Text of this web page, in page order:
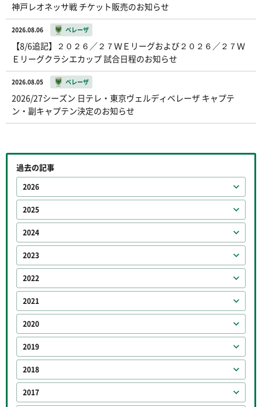
神戸レオネッサ戦 チケット販売のお知らせ
2026.08.06 ベレーザ
【8/6追記】２０２６／２７ＷＥリーグおよび２０２６／２７Ｗ
Ｅリーグクラシエカップ 試合日程のお知らせ
2026.08.05 ベレーザ
2026/27シーズン 日テレ・東京ヴェルディベレーザ キャプテ
ン・副キャプテン決定のお知らせ
過去の記事
2026
2025
2024
2023
2022
2021
2020
2019
2018
2017